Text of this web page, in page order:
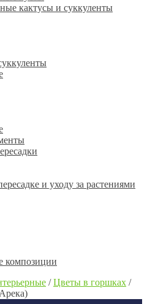
кактусы и суккуленты
и уходу за растениями
композиции
/Цветы в горшках /